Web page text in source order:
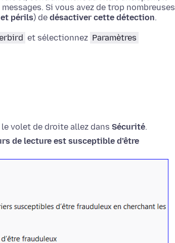
Si vous avez de trop nombreuses
périls) de désactiver cette détection.
et sélectionnez Paramètres
le volet de droite allez dans Sécurité.
de lecture est susceptible d’être